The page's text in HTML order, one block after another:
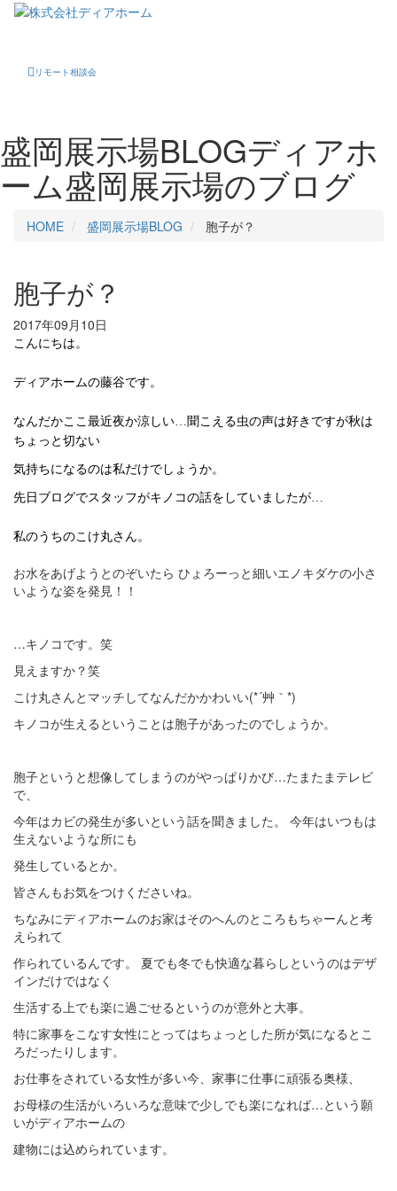
リモート相談会
盛岡展示場BLOGディアホ
ーム盛岡展示場のブログ
HOME 盛岡展示場BLOG 胞子が？
胞子が？
2017年09月10日
こんにちは。
ディアホームの藤谷です。
なんだかここ最近夜か涼しい…聞こえる虫の声は好きですが秋は
ちょっと切ない
気持ちになるのは私だけでしょうか。
先日ブログでスタッフがキノコの話をしていましたが…
私のうちのこけ丸さん。
お水をあげようとのぞいたら ひょろーっと細いエノキダケの小さ
いような姿を発見！！
…キノコです。笑
見えますか？笑
こけ丸さんとマッチしてなんだかかわいい(*´艸｀*)
キノコが生えるということは胞子があったのでしょうか。
胞子というと想像してしまうのがやっぱりかび…たまたまテレビ
で、
今年はカビの発生が多いという話を聞きました。 今年はいつもは
生えないような所にも
発生しているとか。
皆さんもお気をつけくださいね。
ちなみにディアホームのお家はそのへんのところもちゃーんと考
えられて
作られているんです。 夏でも冬でも快適な暮らしというのはデザ
インだけではなく
生活する上でも楽に過ごせるというのが意外と大事。
特に家事をこなす女性にとってはちょっとした所が気になるとこ
ろだったりします。
お仕事をされている女性が多い今、家事に仕事に頑張る奥様、
お母様の生活がいろいろな意味で少しでも楽になれば…という願
いがディアホームの
建物には込められています。